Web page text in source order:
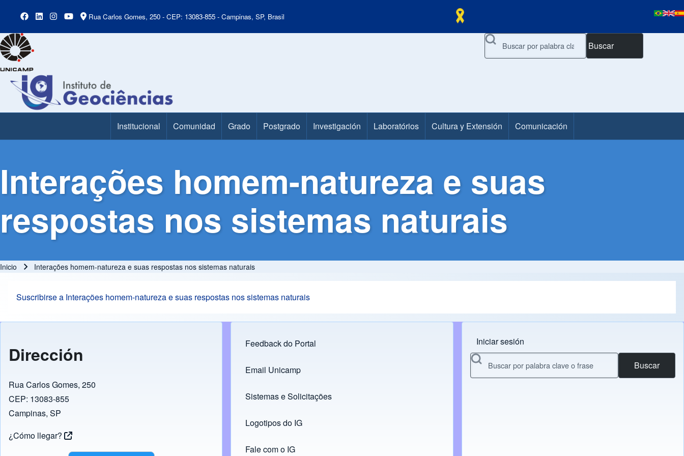
Rua Carlos Gomes, 250 - CEP: 13083-855 - Campinas, SP, Brasil
Buscar
Main Menu Institucional Comunidad Grado Postgrado Investigación Laboratórios Cultura y Extensión Comunicación
Interações homem-natureza e suas
respostas nos sistemas naturais
Inicio Interações homem-natureza e suas respostas nos sistemas naturais
Suscribirse a Interações homem-natureza e suas respostas nos sistemas naturais
Dirección
Rua Carlos Gomes, 250
CEP: 13083-855
Campinas, SP
¿Cómo llegar?
Footer menu
Feedback do Portal
Links
Email Unicamp
(opens in new tab)
Sistemas e Solicitações
(opens in new tab)
Logotipos do IG
(opens in new tab)
Fale com o IG
Menu do usuário
Iniciar sesión
Buscar